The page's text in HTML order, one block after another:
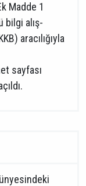
Madde 1
bilgi alış-
aracılığıyla
sayfası